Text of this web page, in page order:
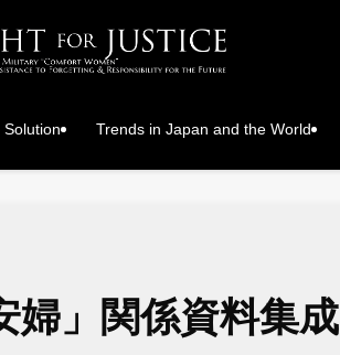
Trends in Japan and the World
婦」関係資料集成